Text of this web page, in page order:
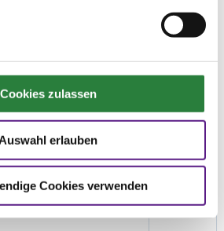
Cookies zulassen
Auswahl erlauben
Cookies verwenden
Kl.A
Kl.L** DRE